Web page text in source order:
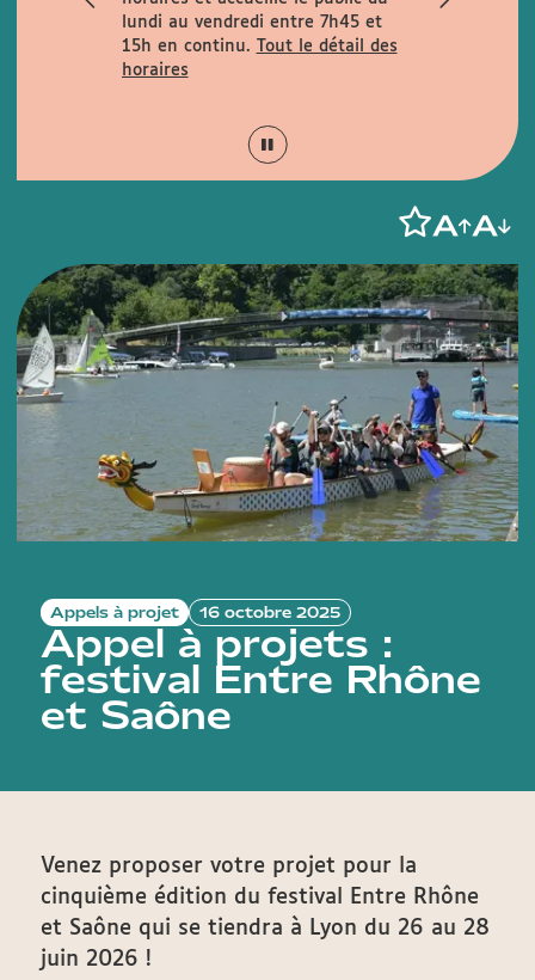
lundi au vendredi entre 7h45 et
15h en continu.
Tout le détail des
horaires
Appels à projet 16 octobre 2025
Appel à projets :
festival Entre Rhône
et Saône
Venez proposer votre projet pour la
cinquième édition du festival Entre Rhône
et Saône qui se tiendra à Lyon du 26 au 28
juin 2026 !